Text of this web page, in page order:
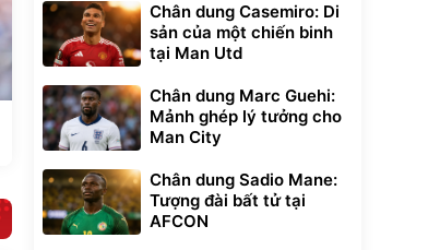
Chân dung Casemiro: Di
sản của một chiến binh
tại Man Utd
Chân dung Marc Guehi:
Mảnh ghép lý tưởng cho
Man City
Chân dung Sadio Mane:
Tượng đài bất tử tại
AFCON